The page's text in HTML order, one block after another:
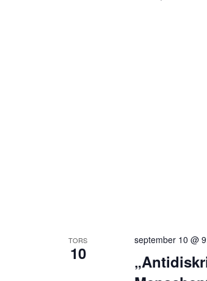
TORS
10
september 10 @